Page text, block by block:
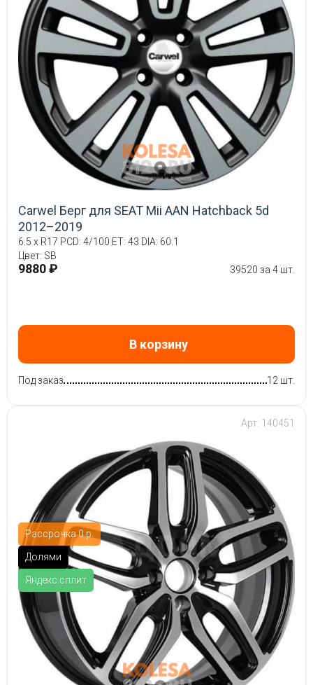
Carwel Берг для SEAT Mii AAN Hatchback 5d
2012–2019
6.5 x R17 PCD: 4/100 ET: 43 DIA: 60.1
Цвет: SB
9880 ₽ 39520 за 4 шт.
В корзину
Под заказ 12 шт.
Рассрочка 0 р.
Долями
Яндекс.сплит
Арт: 140451